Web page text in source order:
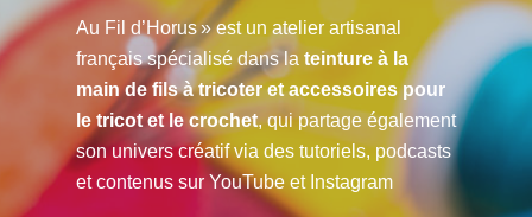
Au Fil d’Horus » est un atelier artisanal
français spécialisé dans la teinture à la
main de fils à tricoter et accessoires pour
le tricot et le crochet, qui partage également
son univers créatif via des tutoriels, podcasts
et contenus sur YouTube et Instagram